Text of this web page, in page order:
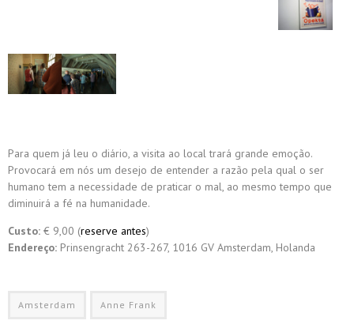
Para quem já leu o diário, a visita ao local trará grande emoção.
Provocará em nós um desejo de entender a razão pela qual o ser
humano tem a necessidade de praticar o mal, ao mesmo tempo que
diminuirá a fé na humanidade.
Custo: € 9,00 (reserve antes)
Endereço: Prinsengracht 263-267, 1016 GV Amsterdam, Holanda
Amsterdam Anne Frank